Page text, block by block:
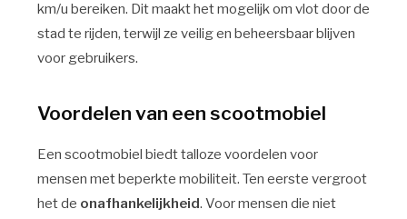
km/u bereiken. Dit maakt het mogelijk om vlot door de
stad te rijden, terwijl ze veilig en beheersbaar blijven
voor gebruikers.
Voordelen van een scootmobiel
Een scootmobiel biedt talloze voordelen voor
mensen met beperkte mobiliteit. Ten eerste vergroot
het de onafhankelijkheid. Voor mensen die niet